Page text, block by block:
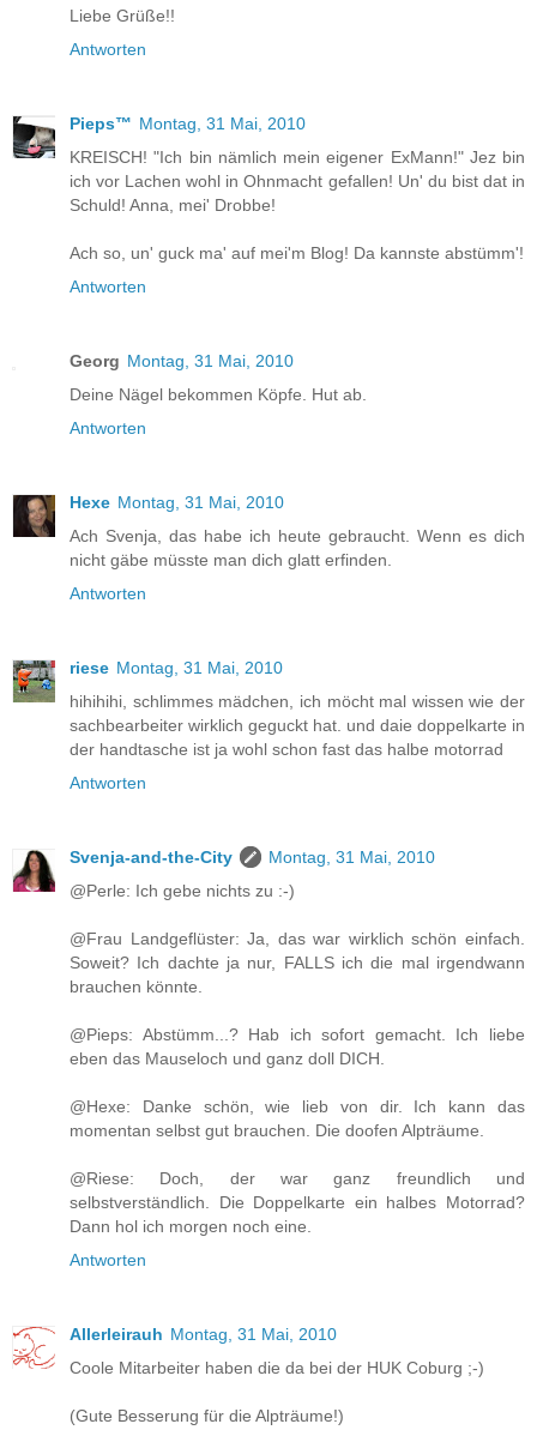
Liebe Grüße!!
Antworten
Pieps™ Montag, 31 Mai, 2010
KREISCH! "Ich bin nämlich mein eigener ExMann!" Jez bin
ich vor Lachen wohl in Ohnmacht gefallen! Un' du bist dat in
Schuld! Anna, mei' Drobbe!
Ach so, un' guck ma' auf mei'm Blog! Da kannste abstümm'!
Antworten
Georg Montag, 31 Mai, 2010
Deine Nägel bekommen Köpfe. Hut ab.
Antworten
Hexe Montag, 31 Mai, 2010
Ach Svenja, das habe ich heute gebraucht. Wenn es dich
nicht gäbe müsste man dich glatt erfinden.
Antworten
riese Montag, 31 Mai, 2010
hihihihi, schlimmes mädchen, ich möcht mal wissen wie der
sachbearbeiter wirklich geguckt hat. und daie doppelkarte in
der handtasche ist ja wohl schon fast das halbe motorrad
Antworten
Svenja-and-the-City
Montag, 31 Mai, 2010
@Perle: Ich gebe nichts zu :-)
@Frau Landgeflüster: Ja, das war wirklich schön einfach.
Soweit? Ich dachte ja nur, FALLS ich die mal irgendwann
brauchen könnte.
@Pieps: Abstümm...? Hab ich sofort gemacht. Ich liebe
eben das Mauseloch und ganz doll DICH.
@Hexe: Danke schön, wie lieb von dir. Ich kann das
momentan selbst gut brauchen. Die doofen Alpträume.
@Riese: Doch, der war ganz freundlich und
selbstverständlich. Die Doppelkarte ein halbes Motorrad?
Dann hol ich morgen noch eine.
Antworten
Allerleirauh Montag, 31 Mai, 2010
Coole Mitarbeiter haben die da bei der HUK Coburg ;-)
(Gute Besserung für die Alpträume!)